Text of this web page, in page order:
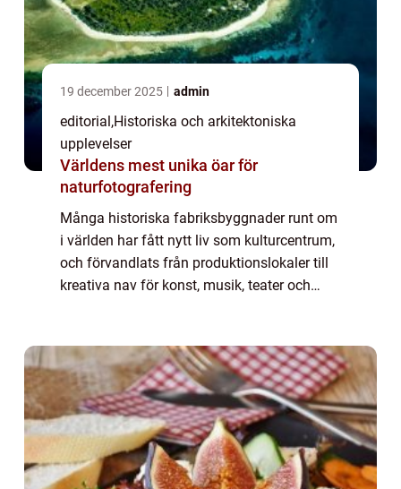
19 december 2025 admin
editorial,Historiska och arkitektoniska
upplevelser
Världens mest unika öar för
naturfotografering
Många historiska fabriksbyggnader runt om
i världen har fått nytt liv som kulturcentrum,
och förvandlats från produktionslokaler till
kreativa nav för konst, musik, teater och